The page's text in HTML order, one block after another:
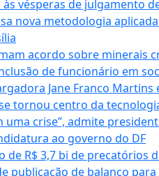
vésperas de julgamento
nova metodologia aplicada
acordo sobre minerais
de funcionário em
Jane Franco Martins
tornou centro da
uma crise”, admite
ao governo do DF
de R$ 3,7 bi de precatórios
publicação de balanço